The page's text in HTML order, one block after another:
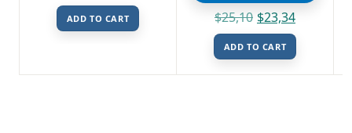
ADD TO CART $25,10 $23,34
ADD TO CART